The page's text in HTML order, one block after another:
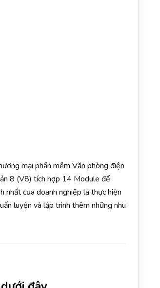
mại phần mềm Văn phòng điện
8 (V8) tích hợp 14 Module để
nhất của doanh nghiệp là thực hiện
luyện và lập trình thêm những nhu